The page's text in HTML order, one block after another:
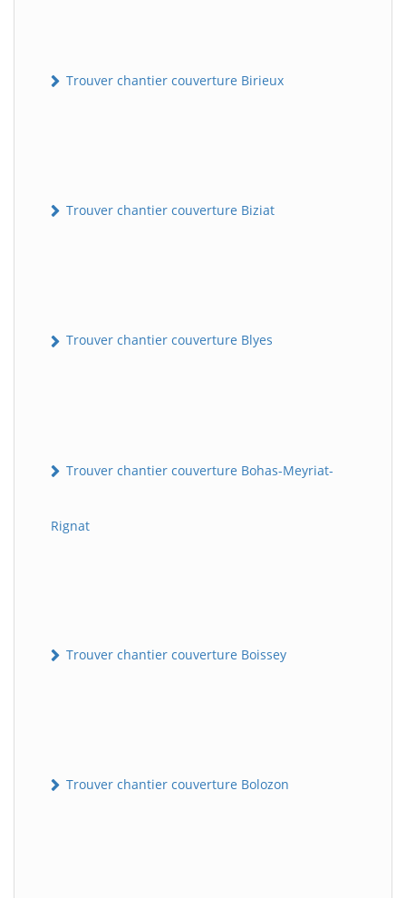
Trouver chantier couverture Birieux
Trouver chantier couverture Biziat
Trouver chantier couverture Blyes
Trouver chantier couverture Bohas-Meyriat-
Rignat
Trouver chantier couverture Boissey
Trouver chantier couverture Bolozon